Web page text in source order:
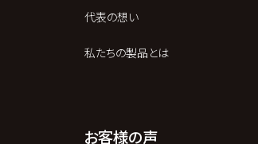
代表の想い
私たちの製品とは
お客様の声